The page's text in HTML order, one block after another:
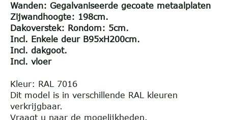
Wanden: Gegalvaniseerde gecoate metaalplaten
Zijwandhoogte: 198cm.
Dakoverstek: Rondom: 5cm.
Incl. Enkele deur B95xH200cm.
Incl. dakgoot.
Incl. vloer
Kleur: RAL 7016
Dit model is in verschillende RAL kleuren
verkrijgbaar.
Vraagt u naar de mogelijkheden.